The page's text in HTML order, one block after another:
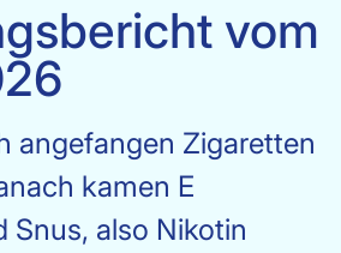
vom
angefangen Zigaretten
kamen E
Snus, also Nikotin